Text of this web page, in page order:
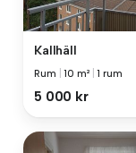
Kallhäll
Rum |10 m² |1 rum
5 000 kr